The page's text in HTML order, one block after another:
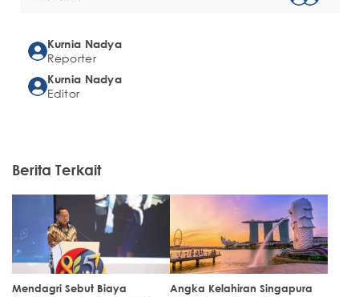
Kurnia Nadya
Reporter
Kurnia Nadya
Editor
Berita Terkait
Mendagri Sebut Biaya
Angka Kelahiran Singapura